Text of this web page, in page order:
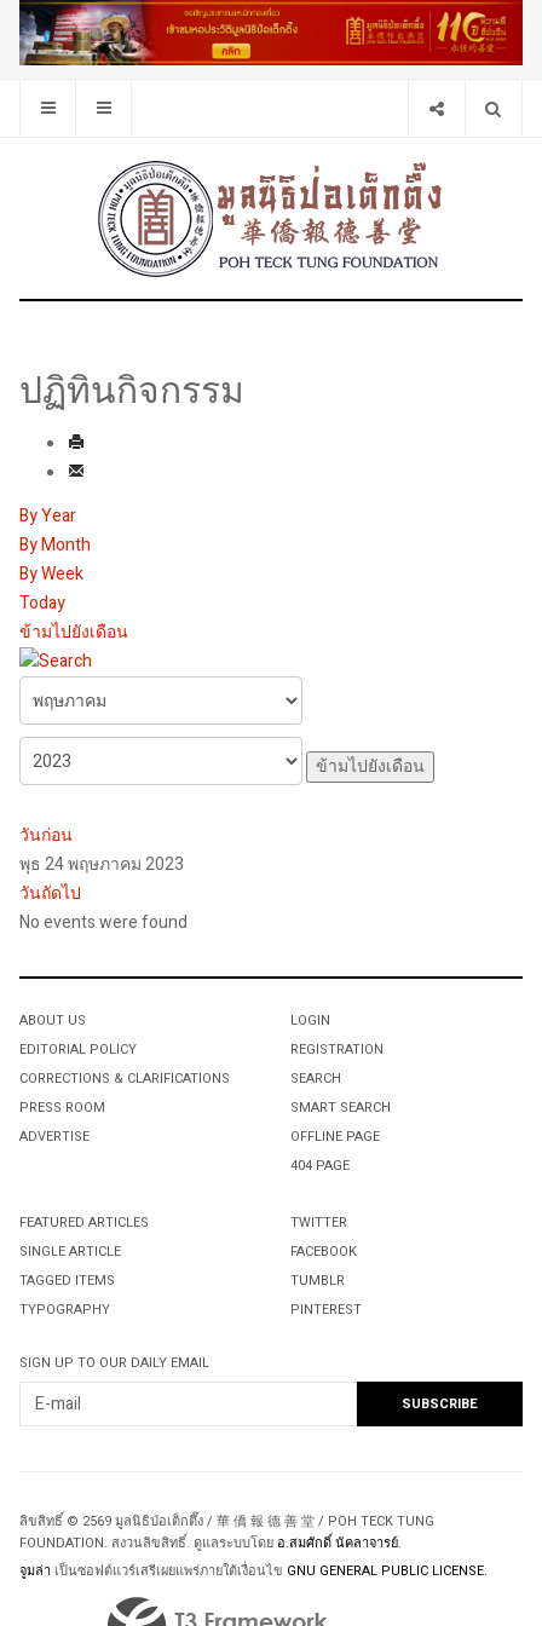
ปฏิทินกิจกรรม
By Year
By Month
By Week
Today
ข้ามไปยังเดือน
ข้ามไปยังเดือน
วันก่อน
พุธ 24 พฤษภาคม 2023
วันถัดไป
No events were found
ABOUT US
EDITORIAL POLICY
CORRECTIONS & CLARIFICATIONS
PRESS ROOM
ADVERTISE
LOGIN
REGISTRATION
SEARCH
SMART SEARCH
OFFLINE PAGE
404 PAGE
FEATURED ARTICLES
SINGLE ARTICLE
TAGGED ITEMS
TYPOGRAPHY
TWITTER
FACEBOOK
TUMBLR
PINTEREST
SIGN UP TO OUR DAILY EMAIL
ลิขสิทธิ์ © 2569 มูลนิธิป่อเต็กตึ๊ง / 華 僑 報 德 善 堂 / POH TECK TUNG
FOUNDATION. สงวนลิขสิทธิ์. ดูแลระบบโดย อ.สมศักดิ์ นัคลาจารย์.
จูมล่า เป็นซอฟต์แวร์เสรีเผยแพร่ภายใต้เงื่อนไข GNU GENERAL PUBLIC LICENSE.